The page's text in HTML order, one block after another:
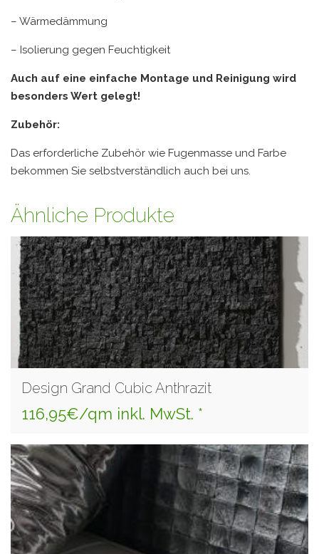
– Wärmedämmung
– Isolierung gegen Feuchtigkeit
Auch auf eine einfache Montage und Reinigung wird
besonders Wert gelegt!
Zubehör:
Das erforderliche Zubehör wie Fugenmasse und Farbe
bekommen Sie selbstverständlich auch bei uns.
Ähnliche Produkte
Design Grand Cubic Anthrazit
116,95€/qm inkl. MwSt. *